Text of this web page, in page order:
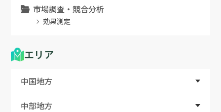
市場調査・競合分析
効果測定
エリア
中国地方
中部地方